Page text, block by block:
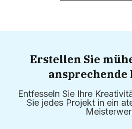
Erstellen Sie
ansprechende
Entfesseln Sie Ihre
Sie jedes Projekt in ein